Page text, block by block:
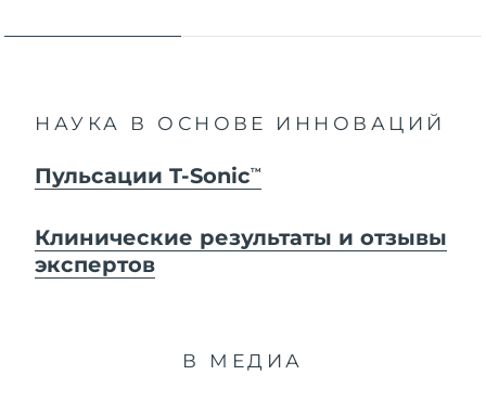
НАУКА В ОСНОВЕ ИННОВАЦИЙ
Пульсации T-SonicTM
Клинические результаты и отзывы
экспертов
В МЕДИА